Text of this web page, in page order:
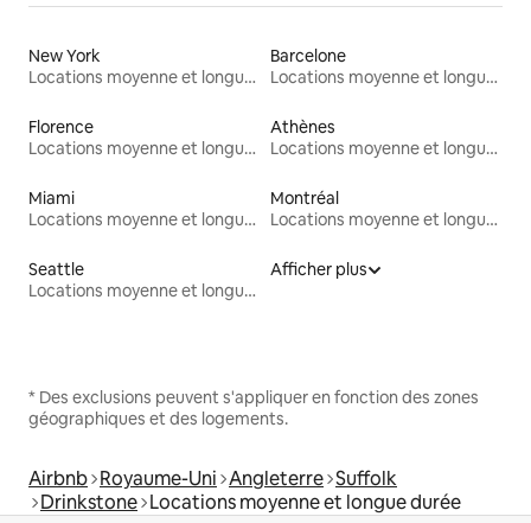
New York
Locations moyenne et longue durée
Barcelone
Locations moyenne et longue durée
Florence
Locations moyenne et longue durée
Athènes
Locations moyenne et longue durée
Miami
Locations moyenne et longue durée
Montréal
Locations moyenne et longue durée
Seattle
Locations moyenne et longue durée
Afficher plus
* Des exclusions peuvent s'appliquer en fonction des zones
géographiques et des logements.
Airbnb Royaume-Uni Angleterre Suffolk
Drinkstone Locations moyenne et longue durée